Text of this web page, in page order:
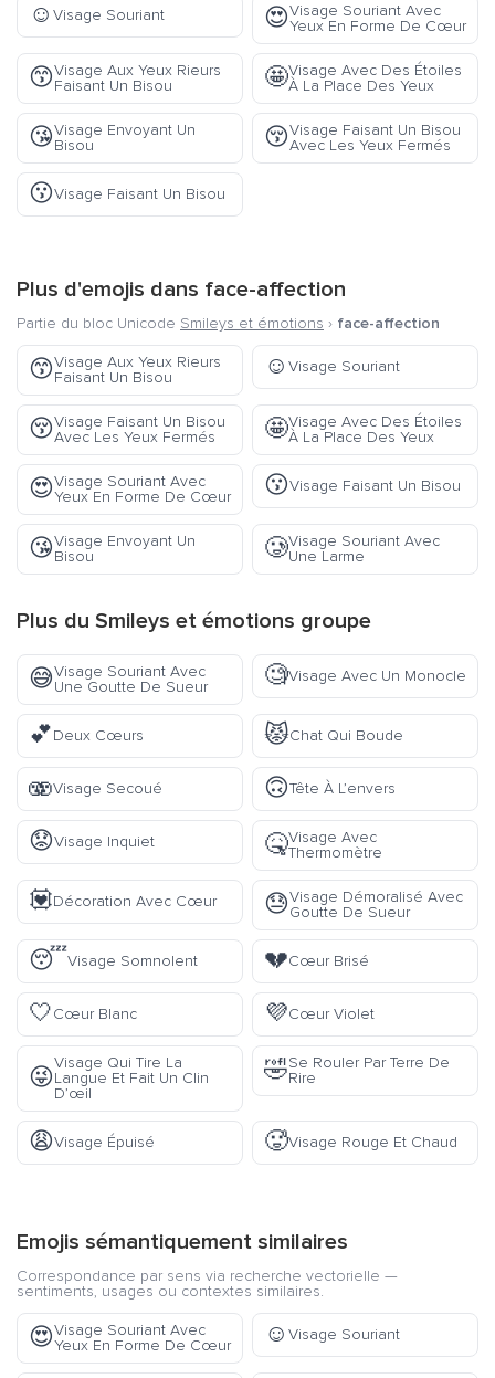
☺️ Visage Souriant 😍Visage Souriant Avec
Yeux En Forme De Cœur
😙Visage Aux Yeux Rieurs
Faisant Un Bisou
🤩Visage Avec Des Étoiles
À La Place Des Yeux
😘Visage Envoyant Un
Bisou
😚Visage Faisant Un Bisou
Avec Les Yeux Fermés
😗Visage Faisant Un Bisou
Plus d'emojis dans face-affection
Partie du bloc Unicode Smileys et émotions › face-affection
😙Visage Aux Yeux Rieurs
Faisant Un Bisou
☺️ Visage Souriant
😚Visage Faisant Un Bisou
Avec Les Yeux Fermés
🤩Visage Avec Des Étoiles
À La Place Des Yeux
😍Visage Souriant Avec
Yeux En Forme De Cœur
😗Visage Faisant Un Bisou
😘Visage Envoyant Un
Bisou
🥲Visage Souriant Avec
Une Larme
Plus du Smileys et émotions groupe
😅Visage Souriant Avec
Une Goutte De Sueur
🧐Visage Avec Un Monocle
💕Deux Cœurs 😾Chat Qui Boude
🫨Visage Secoué 🙃Tête À L’envers
😟Visage Inquiet 🤒Visage Avec
Thermomètre
💟Décoration Avec Cœur 😓Visage Démoralisé Avec
Goutte De Sueur
😴Visage Somnolent 💔Cœur Brisé
🤍Cœur Blanc 💜Cœur Violet
😜
Visage Qui Tire La
Langue Et Fait Un Clin
D’œil
🤣Se Rouler Par Terre De
Rire
😩Visage Épuisé 🥵Visage Rouge Et Chaud
Emojis sémantiquement similaires
Correspondance par sens via recherche vectorielle —
sentiments, usages ou contextes similaires.
😍Visage Souriant Avec
Yeux En Forme De Cœur
☺️ Visage Souriant